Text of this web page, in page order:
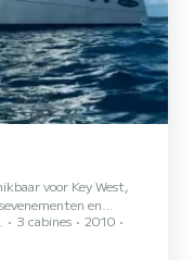
voor Key West,
DJ Wekelijkse
3 cabines
2010